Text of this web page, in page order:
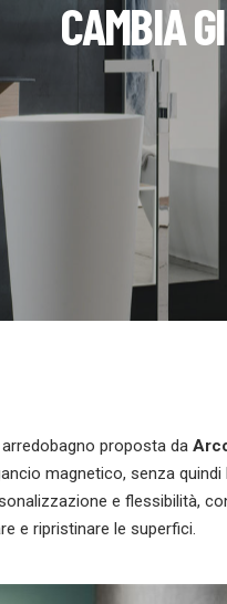
CAMBIA
proposta da
magnetico, senza
e flessibilità,
e ripristinare le superfici.